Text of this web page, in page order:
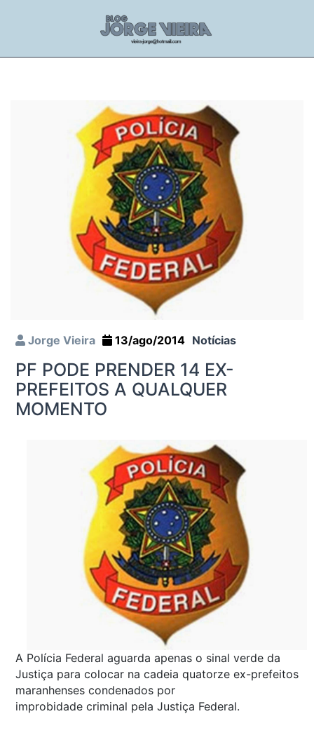
Jorge Vieira 13/ago/2014 Notícias
PF PODE PRENDER 14 EX-
PREFEITOS A QUALQUER
MOMENTO
A Polícia Federal aguarda apenas o sinal verde da
Justiça para colocar na cadeia quatorze ex-prefeitos
maranhenses condenados por
improbidade criminal pela Justiça Federal.